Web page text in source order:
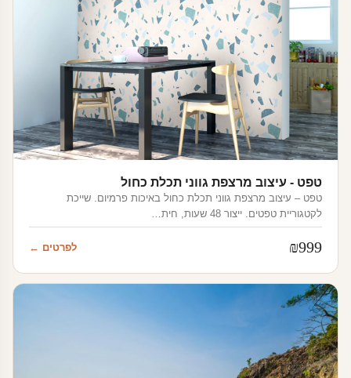
טפט - עיצוב מרצפת גווני תכלת כחול
טפט – עיצוב מרצפת גווני תכלת כחול באיכות פרמיום. שייכת
לקטגוריית טפטים. ייצור 48 שעות, חית…
₪999 לפרטים ←